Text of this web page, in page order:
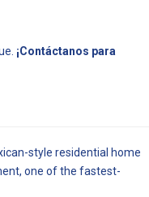
¡Contáctanos para
style residential home
one of the fastest-